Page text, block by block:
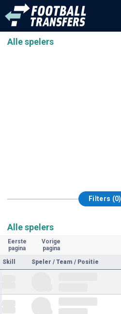
Alle spelers
Filters (0)
Alle spelers
Eerste
pagina
Vorige
pagina
Skill
Speler / Team / Positie